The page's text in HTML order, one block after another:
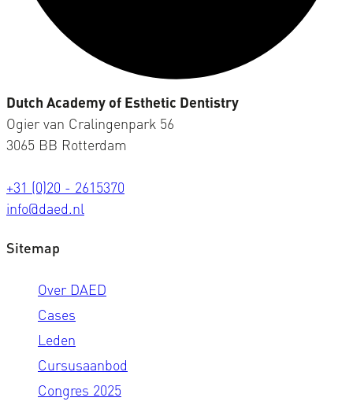
Dutch Academy of Esthetic Dentistry
Ogier van Cralingenpark 56
3065 BB Rotterdam
+31 (0)20 - 2615370
info@daed.nl
Sitemap
Over DAED
Cases
Leden
Cursusaanbod
Congres 2025